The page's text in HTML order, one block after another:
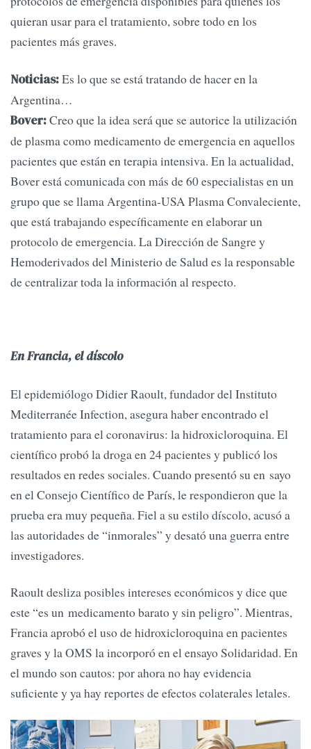
quieran usar para el tratamiento, sobre todo en los
pacientes más graves.
Noticias:Es lo que se está tratando de hacer en la
Argentina…
Bover:Creo que la idea será que se autorice la utilización
de plasma como medicamento de emergencia en aquellos
pacientes que están en terapia intensiva. En la actualidad,
Bover está comunicada con más de 60 especialistas en un
grupo que se llama Argentina-USA Plasma Convaleciente,
que está trabajando específicamente en elaborar un
protocolo de emergencia. La Dirección de Sangre y
Hemoderivados del Ministerio de Salud es la responsable
de centralizar toda la información al respecto.
En Francia, el díscolo
El epidemiólogo Didier Raoult, fundador del Instituto
Mediterranée Infection, asegura haber encontrado el
tratamiento para el coronavirus: la hidroxicloroquina. El
científico probó la droga en 24 pacientes y publicó los
resultados en redes sociales. Cuando presentó su en sayo
en el Consejo Científico de París, le respondieron que la
prueba era muy pequeña. Fiel a su estilo díscolo, acusó a
las autoridades de “inmorales” y desató una guerra entre
investigadores.
Raoult desliza posibles intereses económicos y dice que
este “es un medicamento barato y sin peligro”. Mientras,
Francia aprobó el uso de hidroxicloroquina en pacientes
graves y la OMS la incorporó en el ensayo Solidaridad. En
el mundo son cautos: por ahora no hay evidencia
suficiente y ya hay reportes de efectos colaterales letales.